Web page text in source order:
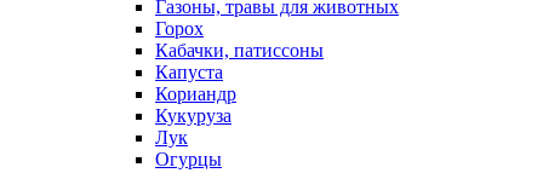
Газоны, травы для животных
Горох
Кабачки, патиссоны
Капуста
Кориандр
Кукуруза
Лук
Огурцы